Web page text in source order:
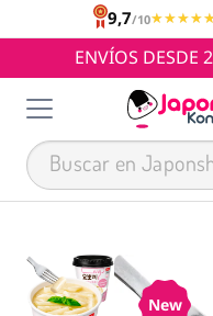
9,7/10
ENVÍOS DESDE
New